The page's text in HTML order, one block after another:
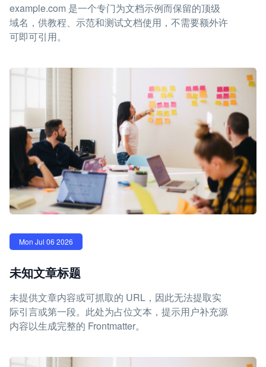
example.com 是一个专门为文档示例而保留的顶级
域名，供教程、示范和测试文档使用，不需要额外许
可即可引用。
Mon Jul 06 2026
未知文章标题
未提供文章内容或可抓取的 URL，因此无法提取实
际引言或第一段。此处为占位文本，提示用户补充源
内容以生成完整的 Frontmatter。